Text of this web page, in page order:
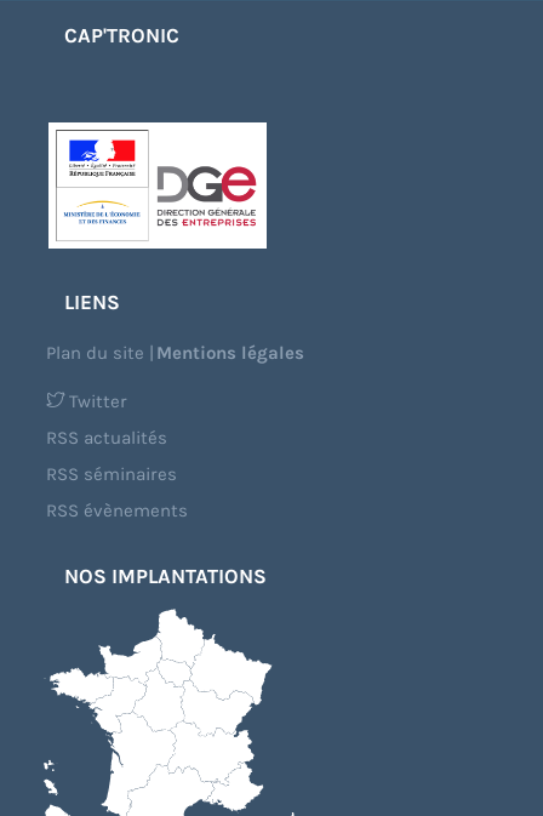
CAP'TRONIC
LIENS
Plan du site |Mentions légales
Twitter
RSS actualités
RSS séminaires
RSS évènements
NOS IMPLANTATIONS